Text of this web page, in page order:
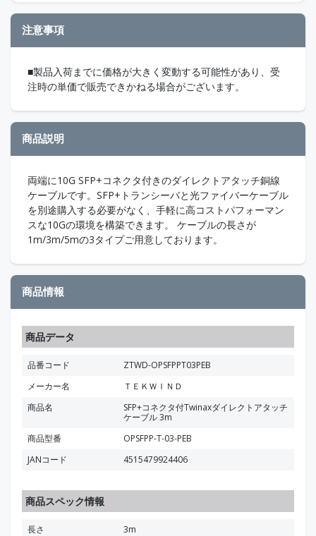
注意事項
■製品入荷までに価格が大きく変動する可能性があり、受
注時の単価で販売できかねる場合がございます。
商品説明
両端に10G SFP+コネクタ付きのダイレクトアタッチ銅線
ケーブルです。SFP+トランシーバと光ファイバーケーブル
を別途購入する必要がなく、手軽に高コストパフォーマン
スな10Gの環境を構築できます。 ケーブルの長さが
1m/3m/5mの3タイプご用意しております。
商品情報
商品データ
品番コード
ZTWD-OPSFPPT03PEB
メーカー名
ＴＥＫＷＩＮＤ
商品名
SFP+コネクタ付Twinaxダイレクトアタッチ
ケーブル 3m
商品型番
OPSFPP-T-03-PEB
JANコード
4515479924406
商品スペック情報
長さ
3m